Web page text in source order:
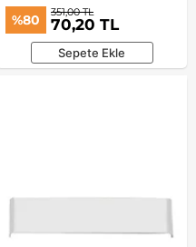
%80 351,00 TL
70,20 TL
Sepete Ekle